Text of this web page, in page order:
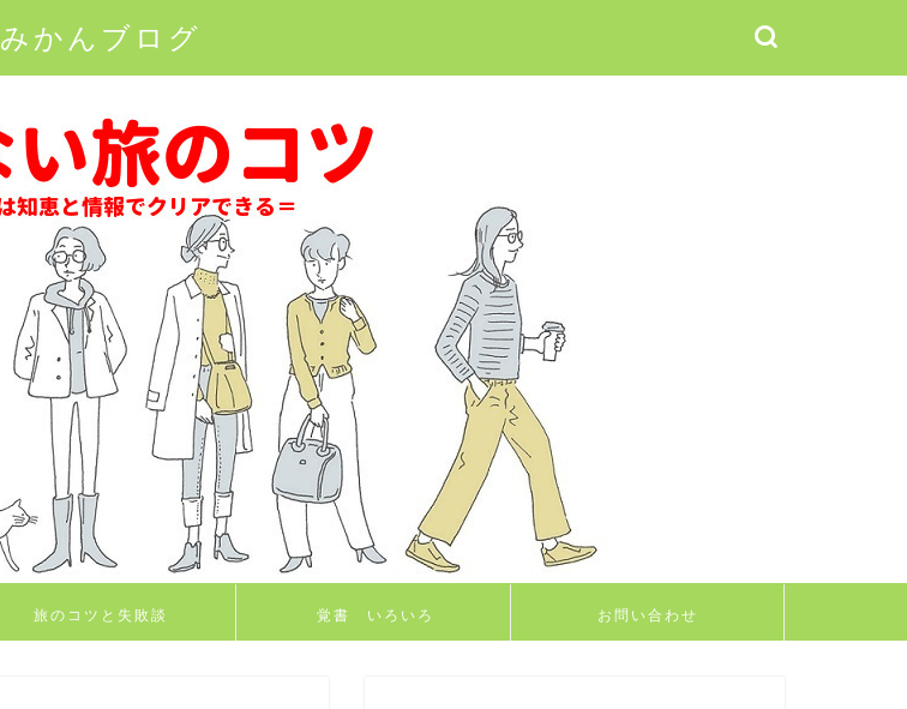
みかんブログ
旅のコツと失敗談 覚書 いろいろ お問い合わせ